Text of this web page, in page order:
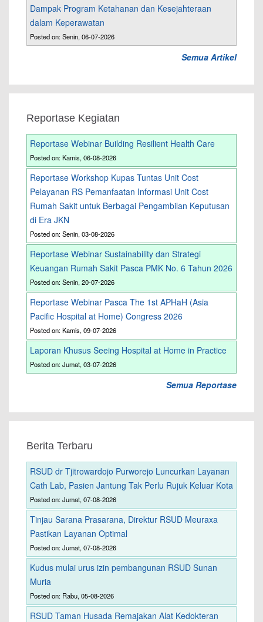
Dampak Program Ketahanan dan Kesejahteraan
dalam Keperawatan
Posted on: Senin, 06-07-2026
Semua Artikel
Reportase Kegiatan
Reportase Webinar Building Resilient Health Care
Posted on: Kamis, 06-08-2026
Reportase Workshop Kupas Tuntas Unit Cost
Pelayanan RS Pemanfaatan Informasi Unit Cost
Rumah Sakit untuk Berbagai Pengambilan Keputusan
di Era JKN
Posted on: Senin, 03-08-2026
Reportase Webinar Sustainability dan Strategi
Keuangan Rumah Sakit Pasca PMK No. 6 Tahun 2026
Posted on: Senin, 20-07-2026
Reportase Webinar Pasca The 1st APHaH (Asia
Pacific Hospital at Home) Congress 2026
Posted on: Kamis, 09-07-2026
Laporan Khusus Seeing Hospital at Home in Practice
Posted on: Jumat, 03-07-2026
Semua Reportase
Berita Terbaru
RSUD dr Tjitrowardojo Purworejo Luncurkan Layanan
Cath Lab, Pasien Jantung Tak Perlu Rujuk Keluar Kota
Posted on: Jumat, 07-08-2026
Tinjau Sarana Prasarana, Direktur RSUD Meuraxa
Pastikan Layanan Optimal
Posted on: Jumat, 07-08-2026
Kudus mulai urus izin pembangunan RSUD Sunan
Muria
Posted on: Rabu, 05-08-2026
RSUD Taman Husada Remajakan Alat Kedokteran